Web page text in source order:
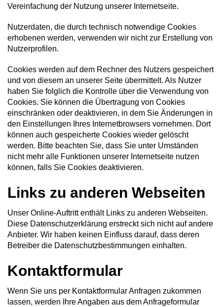
Vereinfachung der Nutzung unserer Internetseite.
Nutzerdaten, die durch technisch notwendige Cookies
erhobenen werden, verwenden wir nicht zur Erstellung von
Nutzerprofilen.
Cookies werden auf dem Rechner des Nutzers gespeichert
und von diesem an unserer Seite übermittelt. Als Nutzer
haben Sie folglich die Kontrolle über die Verwendung von
Cookies. Sie können die Übertragung von Cookies
einschränken oder deaktivieren, in dem Sie Änderungen in
den Einstellungen Ihres Internetbrowsers vornehmen. Dort
können auch gespeicherte Cookies wieder gelöscht
werden. Bitte beachten Sie, dass Sie unter Umständen
nicht mehr alle Funktionen unserer Internetseite nutzen
können, falls Sie Cookies deaktivieren.
Links zu anderen Webseiten
Unser Online-Auftritt enthält Links zu anderen Webseiten.
Diese Datenschutzerklärung erstreckt sich nicht auf andere
Anbieter. Wir haben keinen Einfluss darauf, dass deren
Betreiber die Datenschutzbestimmungen einhalten.
Kontaktformular
Wenn Sie uns per Kontaktformular Anfragen zukommen
lassen, werden Ihre Angaben aus dem Anfrageformular